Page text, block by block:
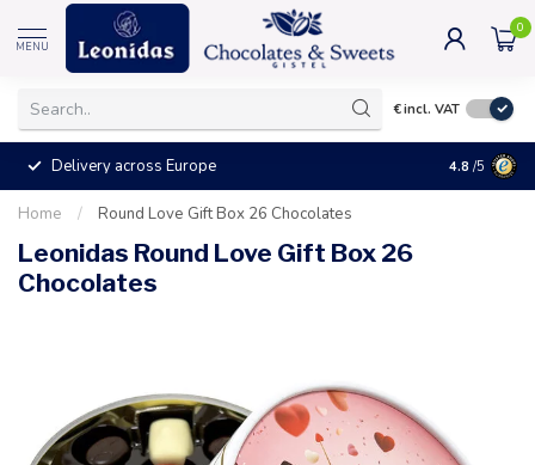
MENU
0
€incl. VAT
Delivery across Europe +25°C =
4.8 /5
Home / Round Love Gift Box 26 Chocolates
Leonidas Round Love Gift Box 26
Chocolates